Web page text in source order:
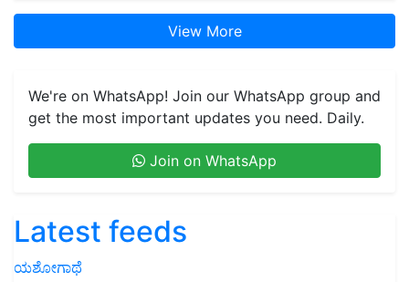
View More
We're on WhatsApp! Join our WhatsApp group and
get the most important updates you need. Daily.
Join on WhatsApp
Latest feeds
ಯಶೋಗಾಥೆ